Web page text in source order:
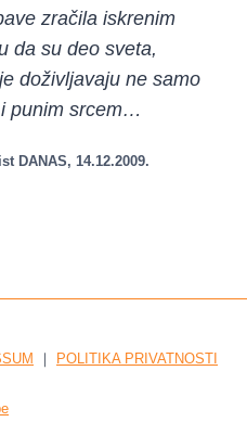
zračila iskrenim
da su deo sveta,
doživljavaju ne samo
punim srcem…
DANAS, 14.12.2009.
｜ POLITIKA PRIVATNOSTI